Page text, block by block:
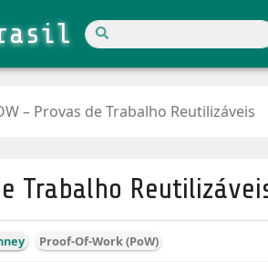
– Provas de Trabalho Reutilizáveis
Trabalho
Proof-Of-Work (PoW)